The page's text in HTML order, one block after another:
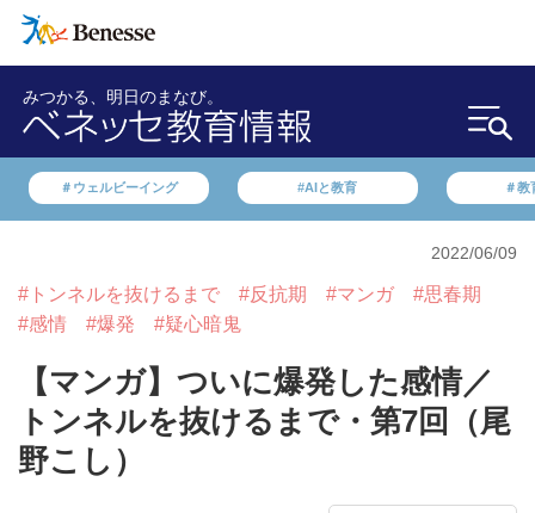
みつかる、明日のまなび。
＃ウェルビーイング #AIと教育 ＃教
2022/06/09
#トンネルを抜けるまで #反抗期 #マンガ
#思春期
#感情
#爆発 #疑心暗鬼
【マンガ】ついに爆発した感情／
トンネルを抜けるまで・第7回（尾
野こし）